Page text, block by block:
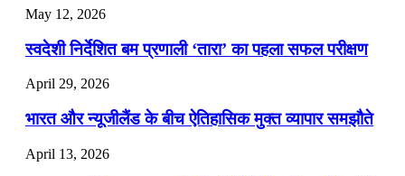
May 12, 2026
स्वदेशी निर्देशित बम प्रणाली ‘तारा’ का पहला सफल परीक्षण
April 29, 2026
भारत और न्यूजीलैंड के बीच ऐतिहासिक मुक्त व्यापार समझौते
April 13, 2026